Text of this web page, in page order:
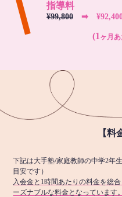
指導料
¥99,800 ➡︎
(1 ヶ月あ
【料
下記は大手塾/家庭教師の中学2年
目安です）
入会金と1時間あたりの料金を総
ーズナブルな料金となっています。